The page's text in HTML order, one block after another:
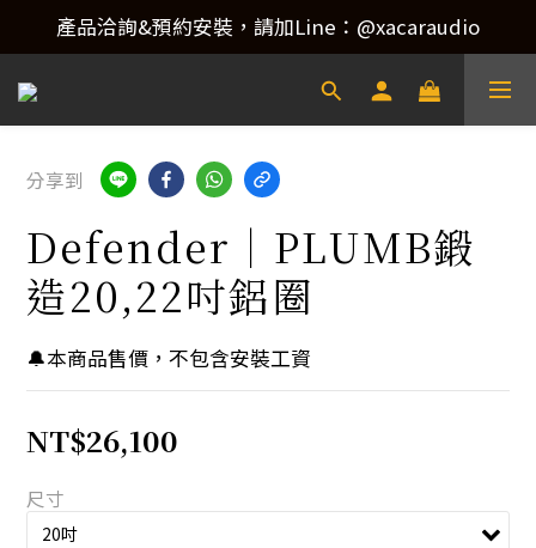
產品洽詢&預約安裝，請加Line：@xacaraudio
產品洽詢&預約安裝，請加Line：@xacaraudio
歡迎來電洽詢 02-22773788！
產品洽詢&預約安裝，請加Line：@xacaraudio
分享到
Defender｜PLUMB鍛
造20,22吋鋁圈
🔔本商品售價，不包含安裝工資
NT$26,100
尺寸